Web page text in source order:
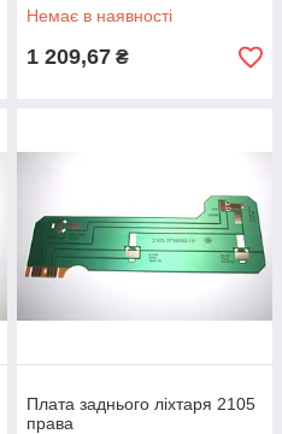
Немає в наявності
1 209,67 ₴
Плата заднього ліхтаря 2105
права